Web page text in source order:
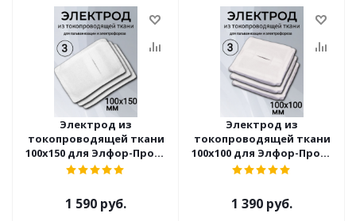
Электрод из
токопроводящей ткани
100x150 для Элфор-Проф,
ПОТОК ( 3 шт )
1 590 руб.
Электрод из
токопроводящей ткани
100x100 для Элфор-Проф,
ПОТОК ( 3 шт )
1 390 руб.